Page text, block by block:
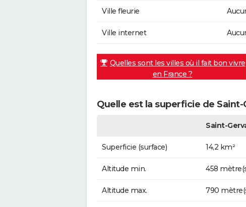
Ville fleurie
Ville internet
Quelles sont les villes où il fait bon vivre
en France ?
Quelle est la superficie de Saint-
Saint-
Superficie (surface) 14,2 km²
Altitude min. 458
Altitude max. 790